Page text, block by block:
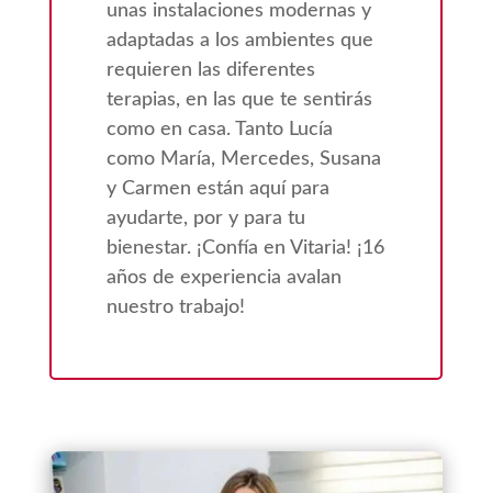
unas instalaciones modernas y
adaptadas a los ambientes que
requieren las diferentes
terapias, en las que te sentirás
como en casa. Tanto Lucía
como María, Mercedes, Susana
y Carmen están aquí para
ayudarte, por y para tu
bienestar. ¡Confía en Vitaria! ¡16
años de experiencia avalan
nuestro trabajo!